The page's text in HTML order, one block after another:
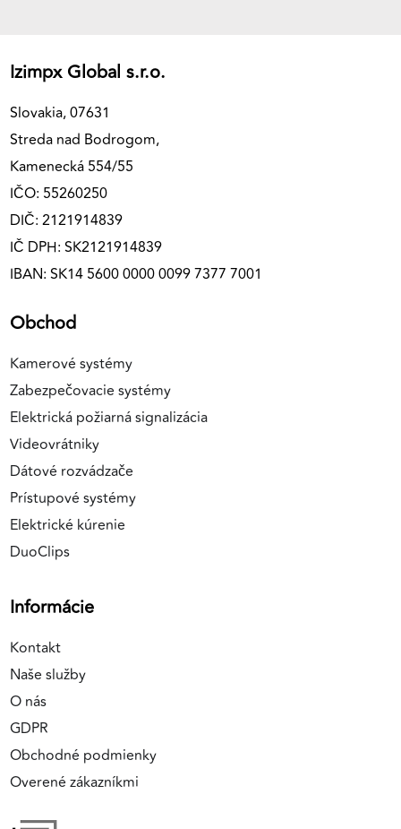
Izimpx Global s.r.o.
Slovakia, 07631
Streda nad Bodrogom,
Kamenecká 554/55
IČO: 55260250
DIČ: 2121914839
IČ DPH: SK2121914839
IBAN: SK14 5600 0000 0099 7377 7001
Obchod
Kamerové systémy
Zabezpečovacie systémy
Elektrická požiarná signalizácia
Videovrátniky
Dátové rozvádzače
Prístupové systémy
Elektrické kúrenie
DuoClips
Informácie
Kontakt
Naše služby
O nás
GDPR
Obchodné podmienky
Overené zákazníkmi